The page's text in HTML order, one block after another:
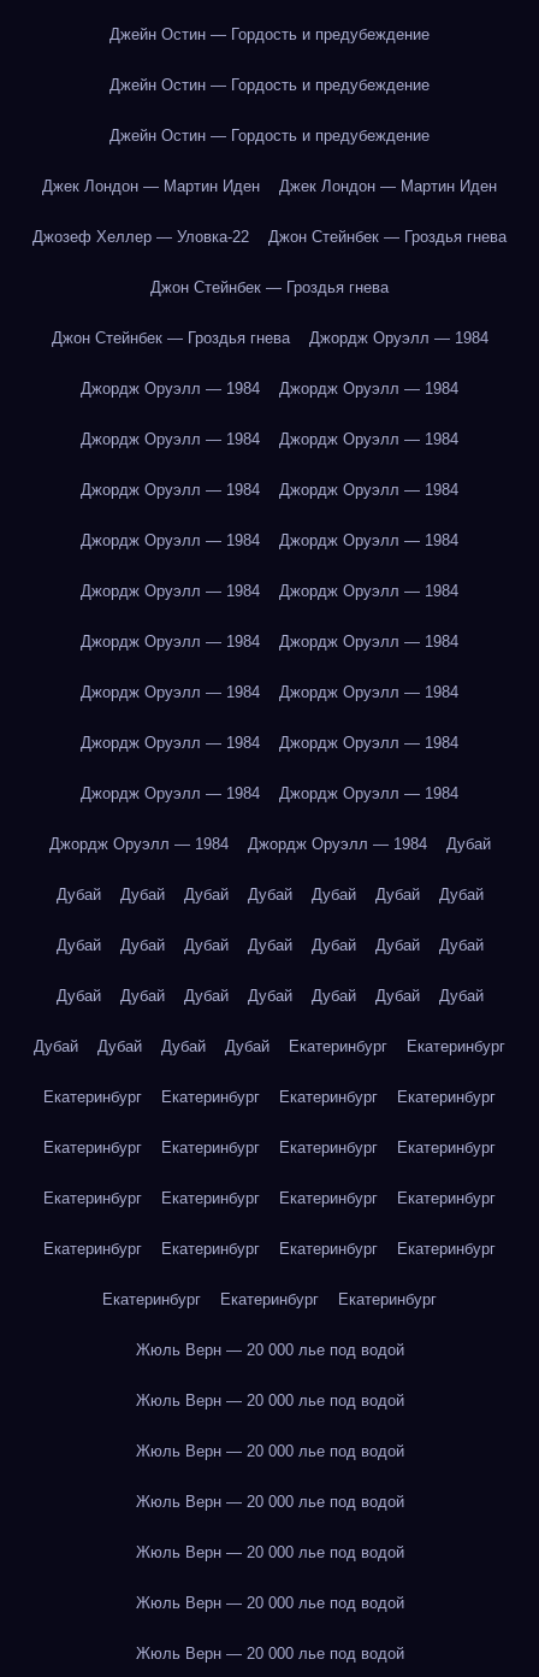
Джейн Остин — Гордость и предубеждение
Джейн Остин — Гордость и предубеждение
Джейн Остин — Гордость и предубеждение
Джек Лондон — Мартин Иден Джек Лондон — Мартин Иден
Джозеф Хеллер — Уловка-22 Джон Стейнбек — Гроздья гнева
Джон Стейнбек — Гроздья гнева
Джон Стейнбек — Гроздья гнева Джордж Оруэлл — 1984
Джордж Оруэлл — 1984 Джордж Оруэлл — 1984
Джордж Оруэлл — 1984 Джордж Оруэлл — 1984
Джордж Оруэлл — 1984 Джордж Оруэлл — 1984
Джордж Оруэлл — 1984 Джордж Оруэлл — 1984
Джордж Оруэлл — 1984 Джордж Оруэлл — 1984
Джордж Оруэлл — 1984 Джордж Оруэлл — 1984
Джордж Оруэлл — 1984 Джордж Оруэлл — 1984
Джордж Оруэлл — 1984 Джордж Оруэлл — 1984
Джордж Оруэлл — 1984 Джордж Оруэлл — 1984
Джордж Оруэлл — 1984 Джордж Оруэлл — 1984 Дубай
Дубай Дубай Дубай Дубай Дубай Дубай Дубай
Дубай Дубай Дубай Дубай Дубай Дубай Дубай
Дубай Дубай Дубай Дубай Дубай Дубай Дубай
Дубай Дубай Дубай Дубай Екатеринбург Екатеринбург
Екатеринбург Екатеринбург Екатеринбург Екатеринбург
Екатеринбург Екатеринбург Екатеринбург Екатеринбург
Екатеринбург Екатеринбург Екатеринбург Екатеринбург
Екатеринбург Екатеринбург Екатеринбург Екатеринбург
Екатеринбург Екатеринбург Екатеринбург
Жюль Верн — 20 000 лье под водой
Жюль Верн — 20 000 лье под водой
Жюль Верн — 20 000 лье под водой
Жюль Верн — 20 000 лье под водой
Жюль Верн — 20 000 лье под водой
Жюль Верн — 20 000 лье под водой
Жюль Верн — 20 000 лье под водой